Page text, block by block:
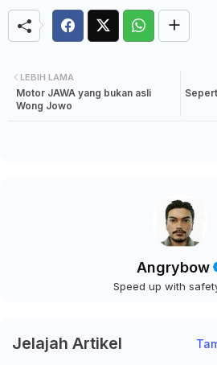
LEBIH LAMA
Motor JAWA yang bukan asli
Wong Jowo
Angrybow
Speed up with
Jelajah Artikel